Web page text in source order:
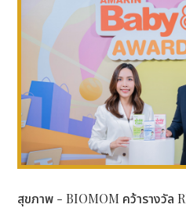
สุขภาพ - BIOMOM คว้ารางวัล